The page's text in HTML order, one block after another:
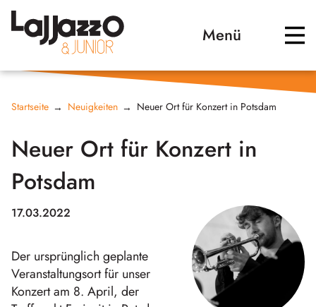
Menü
Startseite Neuigkeiten Neuer Ort für Konzert in Potsdam
Neuer Ort für Konzert in
Potsdam
17.03.2022
Der ursprünglich geplante
Veranstaltungsort für unser
Konzert am 8. April, der